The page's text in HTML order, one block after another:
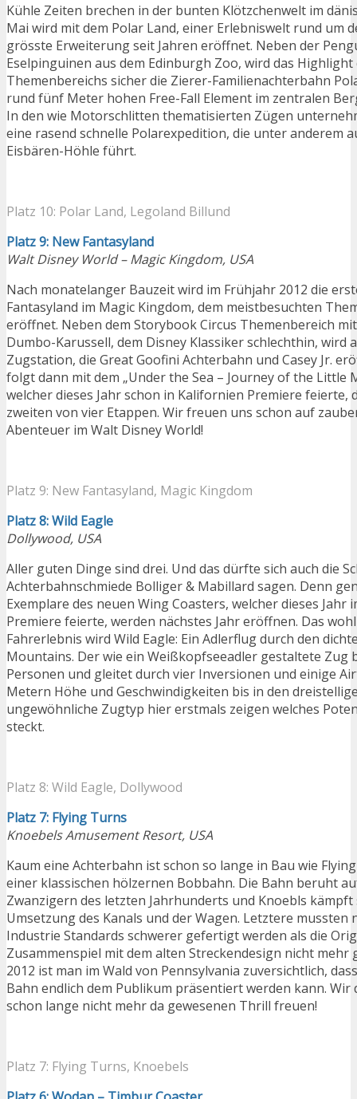
Kühle Zeiten brechen in der bunten Klötzchenwelt im
Mai wird mit dem Polar Land, einer Erlebniswelt rund um
grösste Erweiterung seit Jahren eröffnet. Neben der
Eselpinguinen aus dem Edinburgh Zoo, wird das Highlight
Themenbereichs sicher die Zierer-Familienachterbahn
rund fünf Meter hohen Free-Fall Element im zentralen
In den wie Motorschlitten thematisierten Zügen
eine rasend schnelle Polarexpedition, die unter anderem
Eisbären-Höhle führt.
Platz 10: Polar Land, Legoland Billund
Platz 9: New Fantasyland
Walt Disney World – Magic Kingdom, USA
Nach monatelanger Bauzeit wird im Frühjahr 2012 die
Fantasyland im Magic Kingdom, dem meistbesuchten
eröffnet. Neben dem Storybook Circus Themenbereich
Dumbo-Karussell, dem Disney Klassiker schlechthin, wird
Zugstation, die Great Goofini Achterbahn und Casey Jr.
folgt dann mit dem „Under the Sea – Journey of the Little
welcher dieses Jahr schon in Kalifornien Premiere feierte,
zweiten von vier Etappen. Wir freuen uns schon auf
Abenteuer im Walt Disney World!
Platz 9: New Fantasyland, Magic Kingdom
Platz 8: Wild Eagle
Dollywood, USA
Aller guten Dinge sind drei. Und das dürfte sich auch die
Achterbahnschmiede Bolliger & Mabillard sagen. Denn
Exemplare des neuen Wing Coasters, welcher dieses Jahr
Premiere feierte, werden nächstes Jahr eröffnen. Das
Fahrerlebnis wird Wild Eagle: Ein Adlerflug durch den
Mountains. Der wie ein Weißkopfseeadler gestaltete Zug
Personen und gleitet durch vier Inversionen und einige
Metern Höhe und Geschwindigkeiten bis in den
ungewöhnliche Zugtyp hier erstmals zeigen welches
steckt.
Platz 8: Wild Eagle, Dollywood
Platz 7: Flying Turns
Knoebels Amusement Resort, USA
Kaum eine Achterbahn ist schon so lange in Bau wie
einer klassischen hölzernen Bobbahn. Die Bahn beruht
Zwanzigern des letzten Jahrhunderts und Knoebls kämpft
Umsetzung des Kanals und der Wagen. Letztere mussten
Industrie Standards schwerer gefertigt werden als die
Zusammenspiel mit dem alten Streckendesign nicht mehr
2012 ist man im Wald von Pennsylvania zuversichtlich,
Bahn endlich dem Publikum präsentiert werden kann.
schon lange nicht mehr da gewesenen Thrill freuen!
Platz 7: Flying Turns, Knoebels